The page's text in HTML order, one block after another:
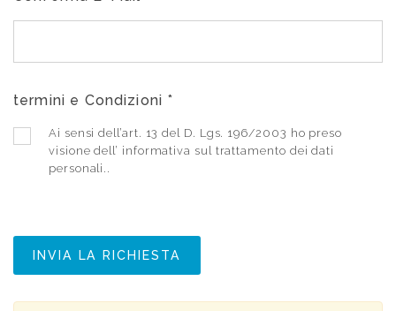
termini e Condizioni *
Ai sensi dell’art. 13 del D. Lgs. 196/2003 ho preso
visione dell’ informativa sul trattamento dei dati
personali..